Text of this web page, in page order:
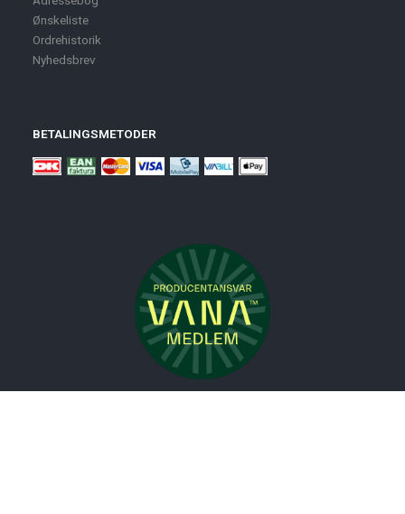
Ønskeliste
Ordrehistorik
Nyhedsbrev
BETALINGSMETODER